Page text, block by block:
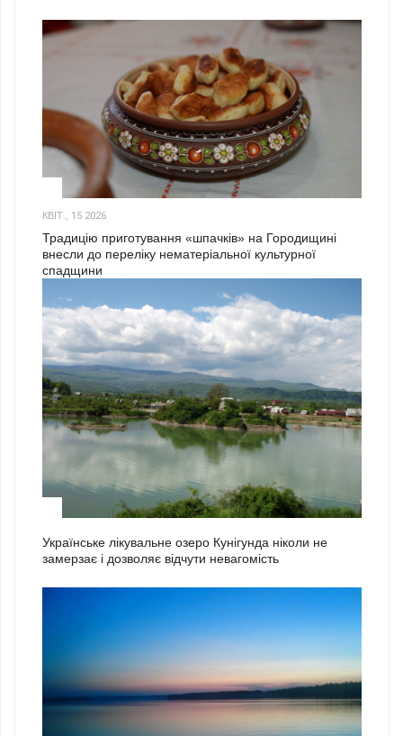
КВІТ., 15 2026
Традицію приготування «шпачків» на Городищині
внесли до переліку нематеріальної культурної
спадщини
Українське лікувальне озеро Кунігунда ніколи не
замерзає і дозволяє відчути невагомість